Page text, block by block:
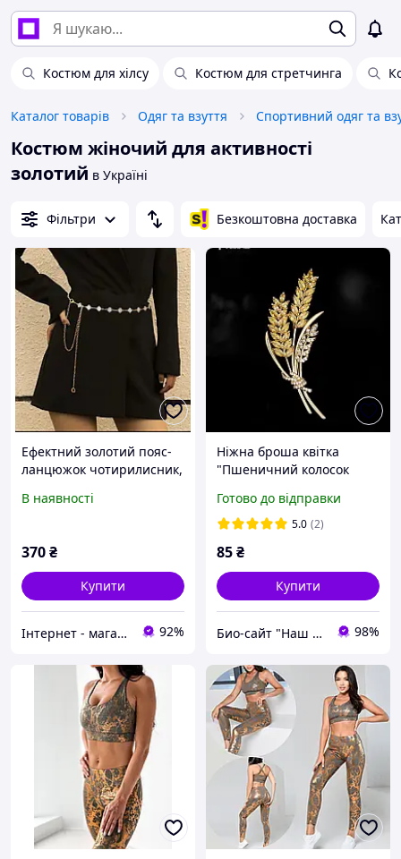
Костюм для хілсу Костюм для стретчинга
Каталог товарів Одяг та взуття Спортивний одяг та
Костюм жіночий для активності
золотий в Україні
Фільтри Безкоштовна доставка
Ефектний золотий пояс-
ланцюжок чотирилисник,
плаття, костюма або
В наявності
370₴
Купити
Інтернет - магазин Graffshop 92%
Ніжна броша квітка
"Пшеничний колосок
костюма, брошка
шпилька на комірі
Готово до відправки
5.0 (2)
85₴
Купити
Био-сайт "Наш Восток" 98%